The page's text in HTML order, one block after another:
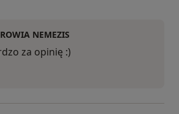
NEMEZIS
za opinię :)